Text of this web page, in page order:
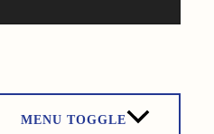
MENU TOGGLE